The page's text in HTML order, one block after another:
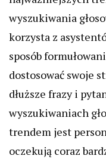
wyszukiwania
korzysta z
sposób
dostosować swoje
dłuższe frazy i
wyszukiwaniach
trendem jest
oczekują coraz